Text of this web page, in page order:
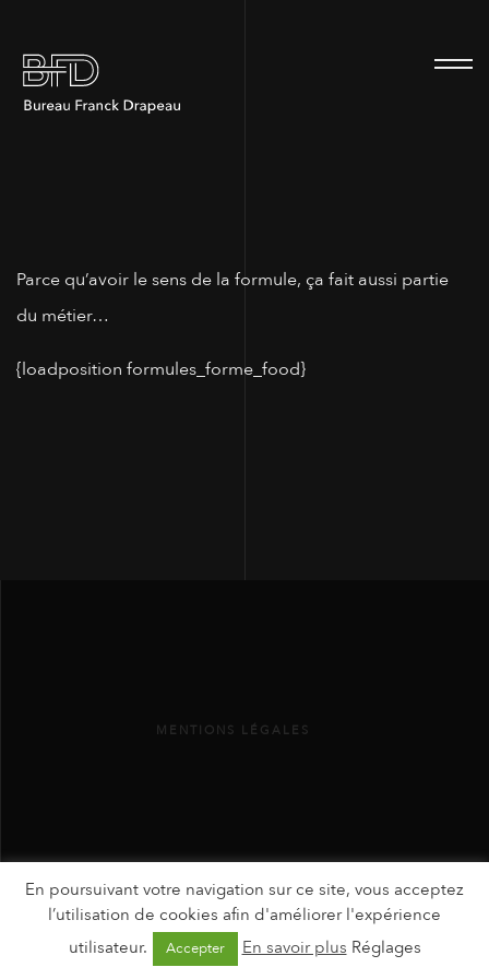
Parce qu’avoir le sens de la formule, ça fait aussi partie
du métier…
{loadposition formules_forme_food}
MENTIONS LÉGALES
En poursuivant votre navigation sur ce site, vous acceptez
l’utilisation de cookies afin d'améliorer l'expérience
utilisateur.
Accepter En savoir plus Réglages